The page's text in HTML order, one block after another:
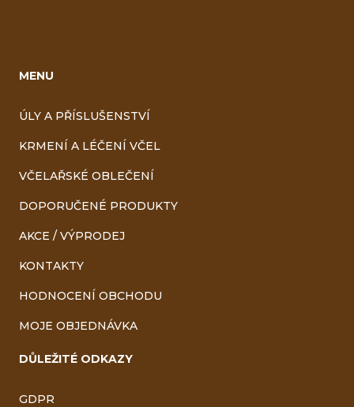
MENU
ÚLY A PŘÍSLUŠENSTVÍ
KRMENÍ A LÉČENÍ VČEL
VČELAŘSKÉ OBLEČENÍ
DOPORUČENÉ PRODUKTY
AKCE / VÝPRODEJ
KONTAKTY
HODNOCENÍ OBCHODU
MOJE OBJEDNÁVKA
DŮLEŽITÉ ODKAZY
GDPR